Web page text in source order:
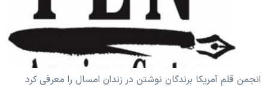
حقوق شهروندی
اقتصادی
علم و فناوری
انتخابات ریاست جمهوری آمریکا ۲۰۲۴
حمله جمهوری اسلامی به اسرائیل
رمز مهسا
انجمن قلم آمریکا برندگان نوشتن در زندان امسال را معرفی کرد